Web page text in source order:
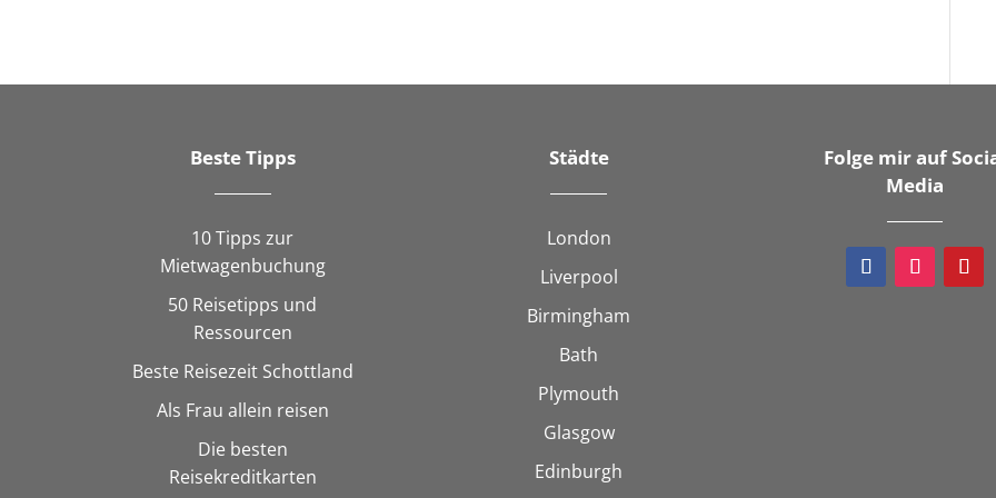
Beste Tipps
10 Tipps zur
Mietwagenbuchung
50 Reisetipps und
Ressourcen
Beste Reisezeit Schottland
Als Frau allein reisen
Die besten
Reisekreditkarten
Städte
London
Liverpool
Birmingham
Bath
Plymouth
Glasgow
Edinburgh
Folge mir auf
Media